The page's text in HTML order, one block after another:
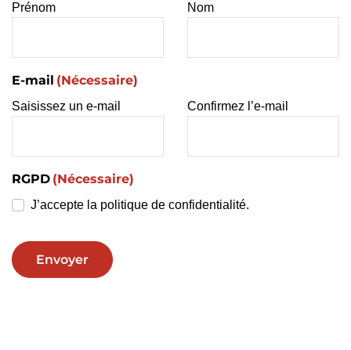
Prénom Nom
E-mail (Nécessaire)
Saisissez un e-mail Confirmez l’e-mail
RGPD (Nécessaire)
J’accepte la politique de confidentialité.
Envoyer